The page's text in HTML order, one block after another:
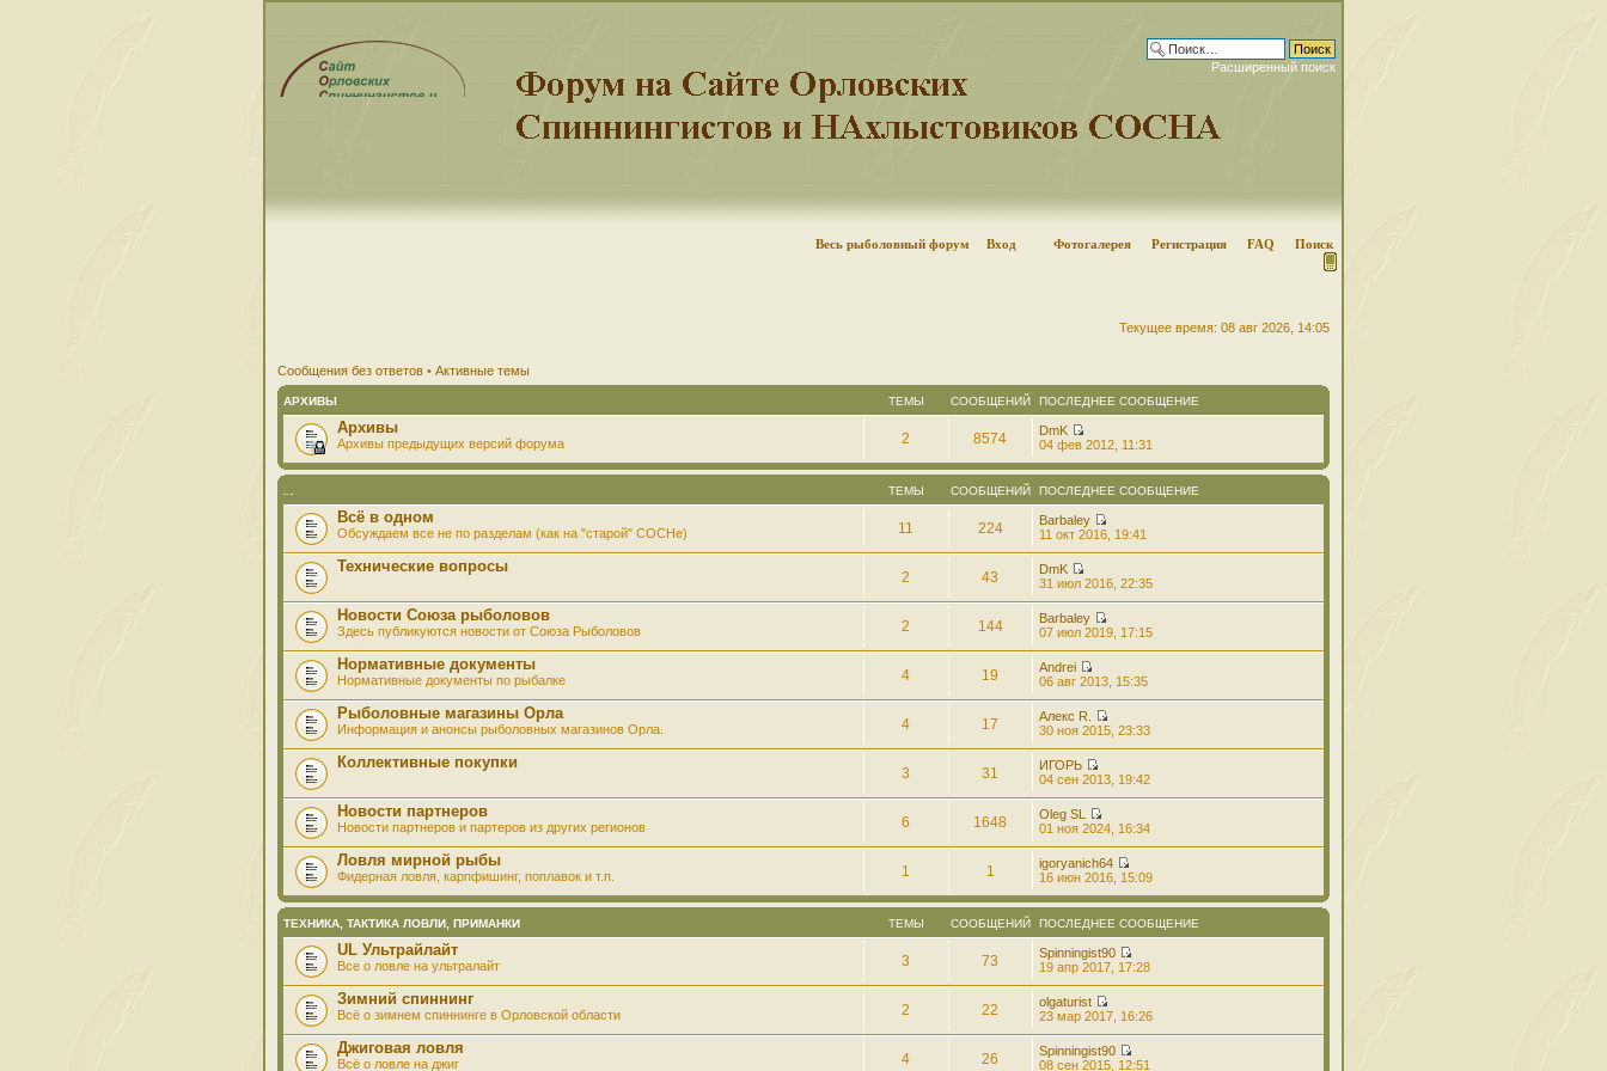
Расширенный поиск
Весь рыболовный форум Вход Фотогалерея Регистрация FAQ Поиск
Текущее время: 08 авг 2026, 14:05
Сообщения без ответов • Активные темы
АРХИВЫ ТЕМЫ СООБЩЕНИЙ ПОСЛЕДНЕЕ СООБЩЕНИЕ
Архивы
Архивы предыдущих версий форума 2 8574
DmK
04 фев 2012, 11:31
ТЕМЫ СООБЩЕНИЙ ПОСЛЕДНЕЕ СООБЩЕНИЕ
Всё в одном
Обсуждаем все не по разделам (как на "старой" СОСНе) 11 224
Barbaley
11 окт 2016, 19:41
Технические вопросы
2 43
DmK
31 июл 2016, 22:35
Новости Союза рыболовов
Здесь публикуются новости от Союза Рыболовов 2 144
Barbaley
07 июл 2019, 17:15
Нормативные документы
Нормативные документы по рыбалке 4 19
Andrei
06 авг 2013, 15:35
Рыболовные магазины Орла
Информация и анонсы рыболовных магазинов Орла. 4 17
Алекс R.
30 ноя 2015, 23:33
Коллективные покупки
3 31
ИГОРЬ
04 сен 2013, 19:42
Новости партнеров
Новости партнеров и партеров из других регионов 6 1648
Oleg SL
01 ноя 2024, 16:34
Ловля мирной рыбы
Фидерная ловля, карпфишинг, поплавок и т.п. 1 1
igoryanich64
16 июн 2016, 15:09
ТЕХНИКА, ТАКТИКА ЛОВЛИ, ПРИМАНКИ ТЕМЫ СООБЩЕНИЙ ПОСЛЕДНЕЕ СООБЩЕНИЕ
UL Ультрайлайт
Все о ловле на ультралайт 3 73
Spinningist90
19 апр 2017, 17:28
Зимний спиннинг
Всё о зимнем спиннинге в Орловской области 2 22
olgaturist
23 мар 2017, 16:26
Джиговая ловля
Всё о ловле на джиг 4 26
Spinningist90
08 сен 2015, 12:51